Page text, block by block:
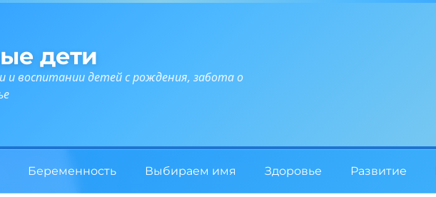
дети
и воспитании детей с рождения, забота о
Беременность Выбираем имя Здоровье Развитие